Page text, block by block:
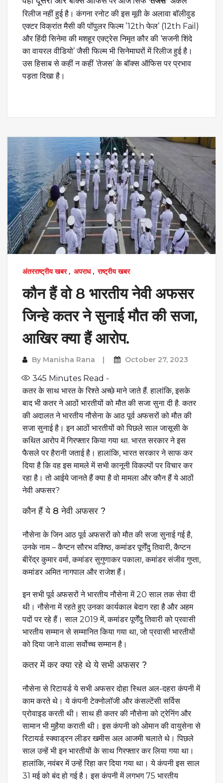
रिलीज नहीं हुई है। कंगना रनोट की इस मूवी के अलावा बॉलीवुड
एक्टर विक्रांत मैसी की पॉपुलर फिल्म ’12th फेल’ (12th Fail)
और हिंदी सिनेमा की मशहूर एक्ट्रेस निमृत कौर की ‘सजनी शिंदे
का वायरल वीडियो’ जैसी फिल्म भी सिनेमाघरों में रिलीज हुई है।
उस हिसाब से कहीं न कहीं ‘तेजस’ के बॉक्स ऑफिस पर प्रभाव
पड़ता दिखा है।
अंतरराष्ट्रीय खबर, अपराध, राष्ट्रीय खबर
कौन हैं वो 8 भारतीय नेवी अफसर
जिन्हे कतर ने सुनाई मौत की सजा,
आखिर क्या हैं आरोप.
By Manisha Rana October 27, 2023
345 Minutes Read -
कतर के साथ भारत के रिश्ते अच्छे माने जाते हैं. हालांकि, इसके
बाद भी कतर ने आठों भारतीयों को मौत की सजा सुना दी है. कतर
की अदालत ने भारतीय नौसेना के आठ पूर्व अफसरों को मौत की
सजा सुनाई है। इन आठों भारतीयों को पिछले साल जासूसी के
कथित आरोप में गिरफ्तार किया गया था. भारत सरकार ने इस
फैसले पर हैरानी जताई है। हालांकि, भारत सरकार ने साफ कर
दिया है कि वह इस मामले में सभी कानूनी विकल्पों पर विचार कर
रहा है। तो आईये जानते हैं क्या है वो मामला और कौन हैं ये आठों
नेवी अफसर?
कौन हैं ये 8 नेवी अफसर ?
नौसेना के जिन आठ पूर्व अफसरों को मौत की सजा सुनाई गई है,
उनके नाम – कैप्टन सौरभ वशिष्ठ, कमांडर पूर्णेंदु तिवारी, कैप्टन
बीरेंद्र कुमार वर्मा, कमांडर सुगुणाकर पकाला, कमांडर संजीव गुप्ता,
कमांडर अमित नागपाल और राजेश हैं।
इन सभी पूर्व अफसरों ने भारतीय नौसेना में 20 साल तक सेवा दी
थी। नौसेना में रहते हुए उनका कार्यकाल बेदाग रहा है और अहम
पदों पर रहे हैं। साल 2019 में, कमांडर पूर्णेंदु तिवारी को प्रवासी
भारतीय सम्मान से सम्मानित किया गया था, जो प्रवासी भारतीयों
को दिया जाने वाला सर्वोच्च सम्मान है।
कतर में कर क्या रहे थे ये सभी अफसर ?
नौसेना से रिटायर्ड ये सभी अफसर दोहा स्थित अल-दहरा कंपनी में
काम करते थे। ये कंपनी टेक्नोलॉजी और कंसल्टेंसी सर्विस
प्रोवाइड करती थी। साथ ही कतर की नौसेना को ट्रेनिंग और
सामान भी मुहैया कराती थी। इस कंपनी को ओमान की वायुसेना से
रिटायर्ड स्क्वाड्रन लीडर खमीस अल आजमी चलाते थे। पिछले
साल उन्हें भी इन भारतीयों के साथ गिरफ्तार कर लिया गया था।
हालांकि, नवंबर में उन्हें रिहा कर दिया गया था। ये कंपनी इस साल
31 मई को बंद हो गई है। इस कंपनी में लगभग 75 भारतीय